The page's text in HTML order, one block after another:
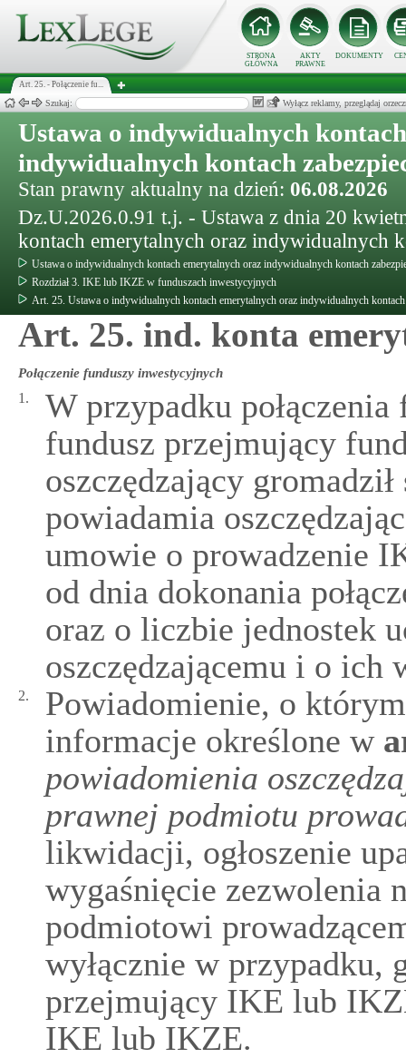
STRONA
GŁÓWNA
AKTY
PRAWNE
DOKUMENTY
Art. 25. - Połączenie fu...
Szukaj: Wyłącz reklamy, przeglądaj
Ustawa o indywidualnych
indywidualnych kontach
Stan prawny aktualny na dzień: 06.08.2026
Dz.U.2026.0.91 t.j. - Ustawa z dnia 20
kontach emerytalnych oraz indywidualnych
Ustawa o indywidualnych kontach emerytalnych oraz indywidualnych kontach
Rozdział 3. IKE lub IKZE w funduszach inwestycyjnych
Art. 25. Ustawa o indywidualnych kontach emerytalnych oraz indywidualnych kontach
Art. 25. ind. konta
Połączenie funduszy inwestycyjnych
1.
W przypadku
fundusz przejmujący
oszczędzający
powiadamia
umowie o prowadzenie
od dnia dokonania
oraz o liczbie jednostek
oszczędzającemu i o ich
2.
Powiadomienie, o
informacje określone w
powiadomienia
prawnej podmiotu
likwidacji, ogłoszenie
wygaśnięcie zezwolenia
podmiotowi
wyłącznie w przypadku,
przejmujący IKE lub
IKE lub IKZE.